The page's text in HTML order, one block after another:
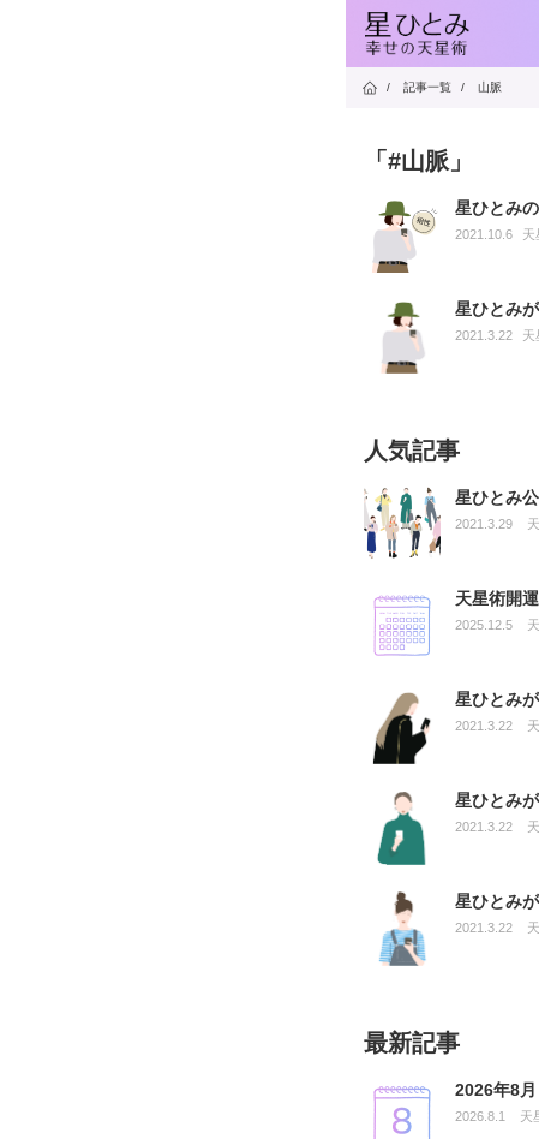
/ 記事一覧 / 山脈
「#山脈」
星ひとみ
2021.10.6 天
星ひとみ
2021.3.22 天
人気記事
星ひとみ
2021.3.29
天星術開
2025.12.5
星ひとみ
2021.3.22
星ひとみ
2021.3.22
星ひとみ
2021.3.22
最新記事
2026年8
2026.8.1 天